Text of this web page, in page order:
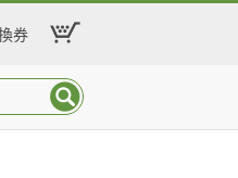
券